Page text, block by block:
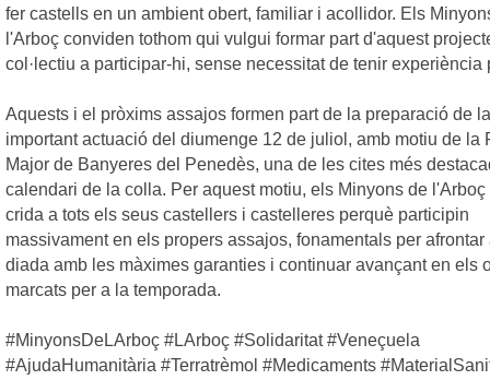
fer castells en un ambient obert, familiar i acollidor. Els
l'Arboç conviden tothom qui vulgui formar part d'aquest
col·lectiu a participar-hi, sense necessitat de tenir experiència
Aquests i el pròxims assajos formen part de la preparació de la
important actuació del diumenge 12 de juliol, amb motiu de la
Major de Banyeres del Penedès, una de les cites més
calendari de la colla. Per aquest motiu, els Minyons de l'Arboç
crida a tots els seus castellers i castelleres perquè participin
massivament en els propers assajos, fonamentals per afrontar
diada amb les màximes garanties i continuar avançant en els
marcats per a la temporada.
#MinyonsDeLArboç #LArboç #Solidaritat #Veneçuela
#AjudaHumanitària #Terratrèmol #Medicaments